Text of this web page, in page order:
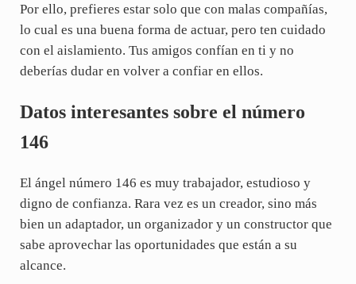
Por ello, prefieres estar solo que con malas compañías,
lo cual es una buena forma de actuar, pero ten cuidado
con el aislamiento. Tus amigos confían en ti y no
deberías dudar en volver a confiar en ellos.
Datos interesantes sobre el número
146
El ángel número 146 es muy trabajador, estudioso y
digno de confianza. Rara vez es un creador, sino más
bien un adaptador, un organizador y un constructor que
sabe aprovechar las oportunidades que están a su
alcance.